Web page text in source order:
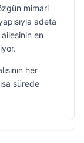
mimari
adeta
ailesinin en
her
sürede